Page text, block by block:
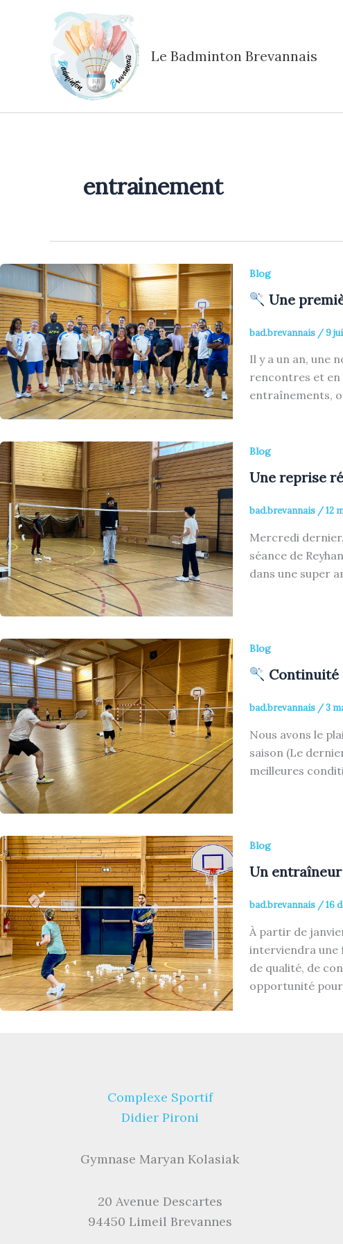
Le Badminton Brevannais
entrainement
Blog
Une
bad.brevannais /9
Il y a un an, une
rencontres et en
entraînements,
Blog
Une reprise
bad.brevannais /12
Mercredi
séance de
dans une super
Blog
Continuité
bad.brevannais /3
Nous avons le
saison (Le
meilleures
Blog
Un
bad.brevannais /16
À partir de
interviendra une
de qualité, de
opportunité
Complexe Sportif
Didier Pironi
Gymnase Maryan Kolasiak
20 Avenue Descartes
94450 Limeil Brevannes